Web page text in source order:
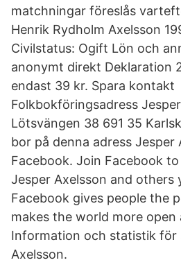
matchningar föreslås
Henrik Rydholm Axelsson
Civilstatus: Ogift Lön och
anonymt direkt Deklaration
endast 39 kr. Spara kontakt
Folkbokföringsadress
Lötsvängen 38 691 35
bor på denna adress Jesper
Facebook. Join Facebook
Jesper Axelsson and others
Facebook gives people the
makes the world more open
Information och statistik för
Axelsson.